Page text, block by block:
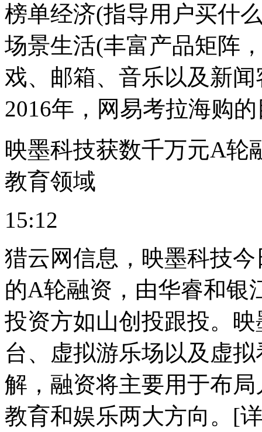
榜单经济(指导用户买什
场景生活(丰富产品矩阵
戏、邮箱、音乐以及新
2016年，网易考拉海购
映墨科技获数千万元A轮
教育领域
15:12
猎云网信息，映墨科技
的A轮融资，由华睿和银
投资方如山创投跟投。
台、虚拟游乐场以及虚
解，融资将主要用于布
教育和娱乐两大方向。[